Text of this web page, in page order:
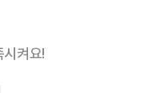
시켜요!